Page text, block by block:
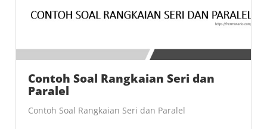
Contoh Soal Rangkaian Seri dan
Paralel
Contoh Soal Rangkaian Seri dan Paralel